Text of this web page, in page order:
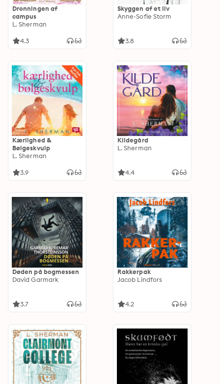
Dronningen af
campus
L. Sherman
4.3
Skyggen af et liv
Anne-Sofie Storm
3.8
Kærlighed &
Bølgeskvulp
L. Sherman
3.9
Kildegård
L. Sherman
4.4
Døden på bogmessen
David Garmark
3.7
Rakkerpak
Jacob Lindfors
4.2